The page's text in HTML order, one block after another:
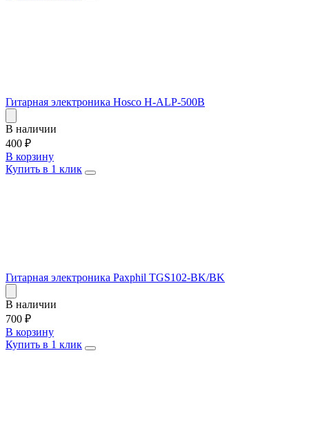
Гитарная электроника Hosco H-ALP-500B
В наличии
400 ₽
В корзину
Купить в 1 клик
Гитарная электроника Paxphil TGS102-BK/BK
В наличии
700 ₽
В корзину
Купить в 1 клик